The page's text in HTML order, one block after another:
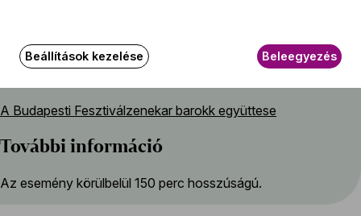
Cser Krisztián(basszus)
A Budapesti Fesztiválzenekar barokk együttese
További információ
Az esemény körülbelül 150 perc hosszúságú.
Beállítások kezelése Beleegyezés